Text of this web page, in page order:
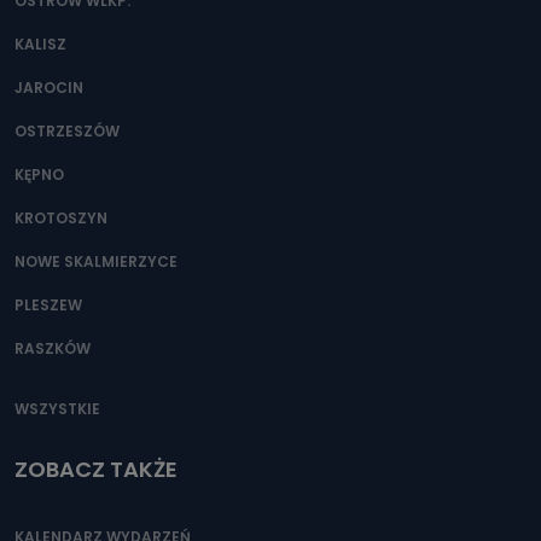
Można to zrobić pod numerem telefonu 62 735-51-05 lub
e-mailowo pod adresem: poczta@tvproart.pl
KALISZ
JAROCIN
OSTRZESZÓW
KĘPNO
KROTOSZYN
NOWE SKALMIERZYCE
PLESZEW
RASZKÓW
WSZYSTKIE
ZOBACZ TAKŻE
KALENDARZ WYDARZEŃ